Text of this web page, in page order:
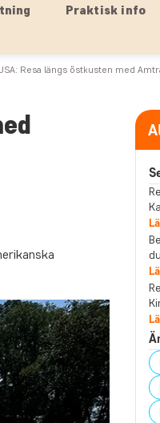
Praktisk info
Resa längs östkusten med